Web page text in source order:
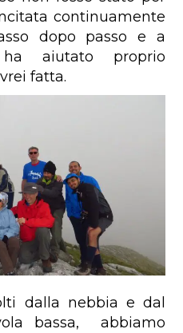
continuamente
dopo passo e a
aiutato proprio
fatta.
dalla nebbia e dal
bassa, abbiamo